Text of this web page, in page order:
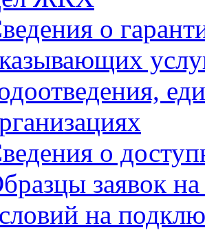
о
о
заявок
на